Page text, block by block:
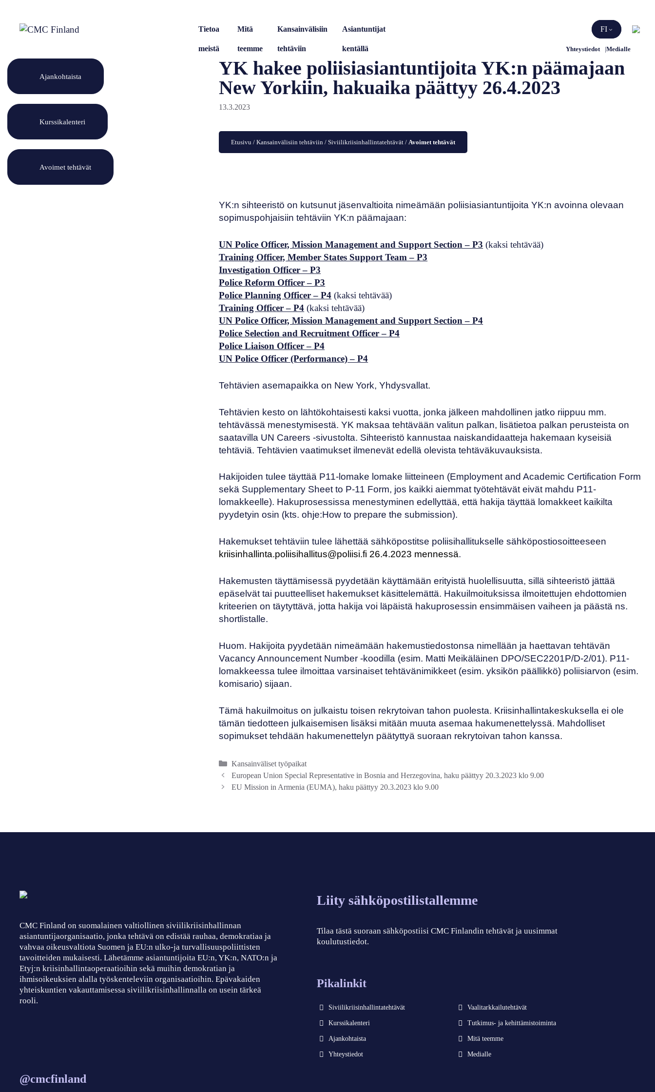
Tietoa
meistä
Mitä
teemme
Kansainvälisiin
tehtäviin
Asiantuntijat
kentällä Yhteystiedot Medialle
FI
YK hakee poliisiasiantuntijoita YK:n päämajaan
New Yorkiin, hakuaika päättyy 26.4.2023
13.3.2023
Etusivu /Kansainvälisiin tehtäviin /Siviilikriisinhallintatehtävät /Avoimet tehtävät
YK:n sihteeristö on kutsunut jäsenvaltioita nimeämään poliisiasiantuntijoita YK:n avoinna olevaan
sopimuspohjaisiin tehtäviin YK:n päämajaan:
UN Police Officer, Mission Management and Support Section – P3 (kaksi tehtävää)
Training Officer, Member States Support Team – P3
Investigation Officer – P3
Police Reform Officer – P3
Police Planning Officer – P4 (kaksi tehtävää)
Training Officer – P4 (kaksi tehtävää)
UN Police Officer, Mission Management and Support Section – P4
Police Selection and Recruitment Officer – P4
Police Liaison Officer – P4
UN Police Officer (Performance) – P4
Tehtävien asemapaikka on New York, Yhdysvallat.
Tehtävien kesto on lähtökohtaisesti kaksi vuotta, jonka jälkeen mahdollinen jatko riippuu mm.
tehtävässä menestymisestä. YK maksaa tehtävään valitun palkan, lisätietoa palkan perusteista on
saatavilla UN Careers -sivustolta. Sihteeristö kannustaa naiskandidaatteja hakemaan kyseisiä
tehtäviä. Tehtävien vaatimukset ilmenevät edellä olevista tehtäväkuvauksista.
Hakijoiden tulee täyttää P11-lomake lomake liitteineen (Employment and Academic Certification Form
sekä Supplementary Sheet to P-11 Form, jos kaikki aiemmat työtehtävät eivät mahdu P11-
lomakkeelle). Hakuprosessissa menestyminen edellyttää, että hakija täyttää lomakkeet kaikilta
pyydetyin osin (kts. ohje:How to prepare the submission).
Hakemukset tehtäviin tulee lähettää sähköpostitse poliisihallitukselle sähköpostiosoitteeseen
kriisinhallinta.poliisihallitus@poliisi.fi 26.4.2023 mennessä.
Hakemusten täyttämisessä pyydetään käyttämään erityistä huolellisuutta, sillä sihteeristö jättää
epäselvät tai puutteelliset hakemukset käsittelemättä. Hakuilmoituksissa ilmoitettujen ehdottomien
kriteerien on täytyttävä, jotta hakija voi läpäistä hakuprosessin ensimmäisen vaiheen ja päästä ns.
shortlistalle.
Huom. Hakijoita pyydetään nimeämään hakemustiedostonsa nimellään ja haettavan tehtävän
Vacancy Announcement Number -koodilla (esim. Matti Meikäläinen DPO/SEC2201P/D-2/01). P11-
lomakkeessa tulee ilmoittaa varsinaiset tehtävänimikkeet (esim. yksikön päällikkö) poliisiarvon (esim.
komisario) sijaan.
Tämä hakuilmoitus on julkaistu toisen rekrytoivan tahon puolesta. Kriisinhallintakeskuksella ei ole
tämän tiedotteen julkaisemisen lisäksi mitään muuta asemaa hakumenettelyssä. Mahdolliset
sopimukset tehdään hakumenettelyn päätyttyä suoraan rekrytoivan tahon kanssa.
Kategoriat
Kansainväliset työpaikat
European Union Special Representative in Bosnia and Herzegovina, haku päättyy 20.3.2023 klo 9.00
EU Mission in Armenia (EUMA), haku päättyy 20.3.2023 klo 9.00
Ajankohtaista
Kurssikalenteri
Avoimet tehtävät
CMC Finland on suomalainen valtiollinen siviilikriisinhallinnan
asiantuntijaorganisaatio, jonka tehtävä on edistää rauhaa, demokratiaa ja
vahvaa oikeusvaltiota Suomen ja EU:n ulko-ja turvallisuuspoliittisten
tavoitteiden mukaisesti. Lähetämme asiantuntijoita EU:n, YK:n, NATO:n ja
Etyj:n kriisinhallintaoperaatioihin sekä muihin demokratian ja
ihmisoikeuksien alalla työskenteleviin organisaatioihin. Epävakaiden
yhteiskuntien vakauttamisessa siviilikriisinhallinnalla on usein tärkeä
rooli.
Liity sähköpostilistallemme
Tilaa tästä suoraan sähköpostiisi CMC Finlandin tehtävät ja uusimmat
koulutustiedot.
Pikalinkit
Siviilikriisinhallintatehtävät Vaalitarkkailutehtävät
Kurssikalenteri Tutkimus- ja kehittämistoiminta
Ajankohtaista Mitä teemme
Yhteystiedot Medialle
@cmcfinland